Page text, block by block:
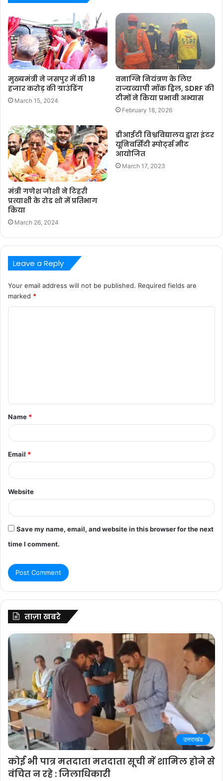
मुख्यमंत्री ने जसपुर में की 18
हजार करोड़ की ग्राउंडिंग
March 15, 2024
वनाग्नि नियंत्रण के लिए
राज्यव्यापी मॉक ड्रिल, SDRF की
टीमों ने किया प्रभावी अभ्यास
February 18, 2026
मंत्री गणेश जोशी ने टिहरी
प्रत्याशी के रोड शो में प्रतिभाग
किया
March 26, 2024
डीआईटी विश्वविद्यालय द्वारा इंटर
यूनिवर्सिटी स्पोर्ट्स मीट
आयोजित
March 17, 2023
Leave a Reply
Your email address will not be published. Required fields are
marked *
t
*
Name *
Email *
Website
Save my name, email, and website in this browser for the next
time I comment.
ताज़ा खबरे
उत्तराखंड
कोई भी पात्र मतदाता मतदाता सूची में शामिल होने से
वंचित न रहे : जिलाधिकारी